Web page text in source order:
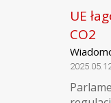
UE
CO2